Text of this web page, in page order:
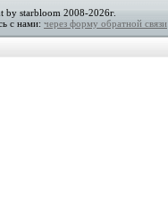
by starbloom 2008-2026г.
с нами: через форму обратной связи